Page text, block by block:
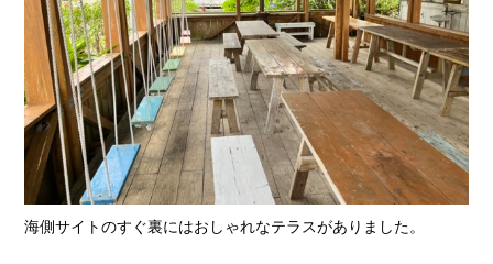
海側サイトのすぐ裏にはおしゃれなテラスがありました。